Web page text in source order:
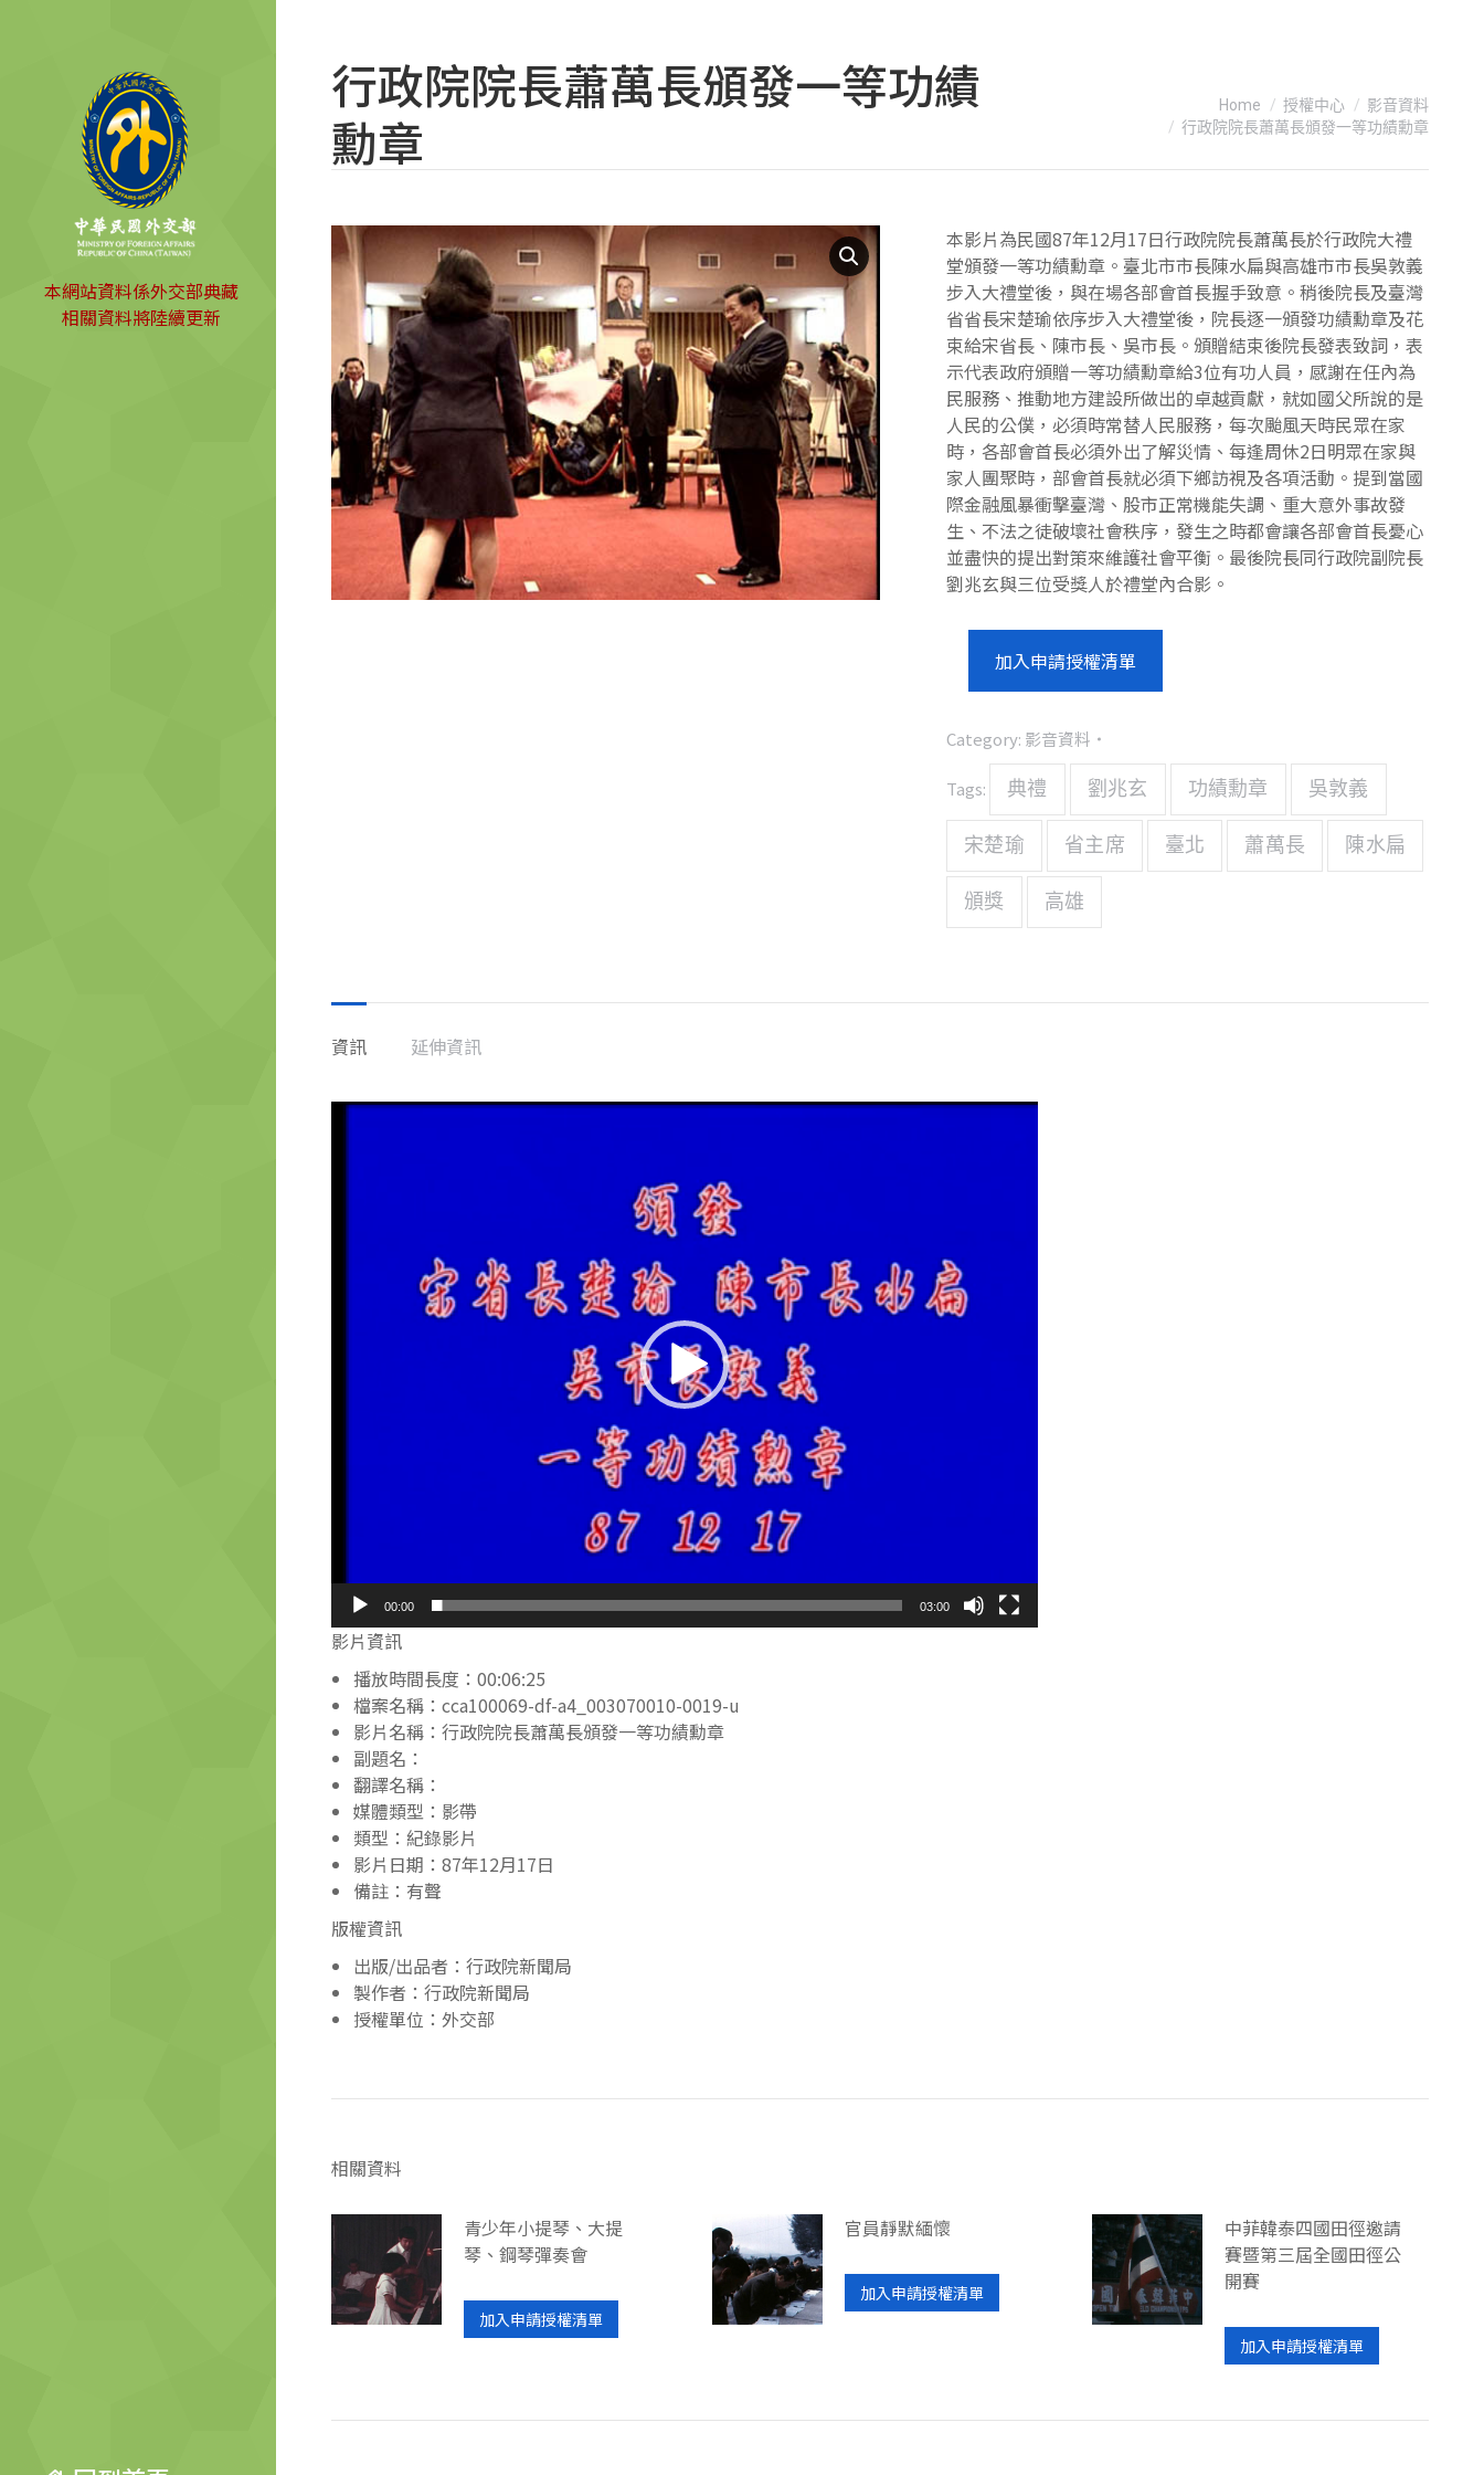
本網站資料係外交部典藏
相關資料將陸續更新
行政院院長蕭萬長頒發一等功績
勳章
Home 授權中心
影音資料
行政院院長蕭萬長頒發一等功績勳章
本影片為民國87年12月17日行政院院長蕭萬長於行政院大禮
堂頒發一等功績勳章。臺北市市長陳水扁與高雄市市長吳敦義
步入大禮堂後，與在場各部會首長握手致意。稍後院長及臺灣
省省長宋楚瑜依序步入大禮堂後，院長逐一頒發功績勳章及花
束給宋省長、陳市長、吳市長。頒贈結束後院長發表致詞，表
示代表政府頒贈一等功績勳章給3位有功人員，感謝在任內為
民服務、推動地方建設所做出的卓越貢獻，就如國父所說的是
人民的公僕，必須時常替人民服務，每次颱風天時民眾在家
時，各部會首長必須外出了解災情、每逢周休2日明眾在家與
家人團聚時，部會首長就必須下鄉訪視及各項活動。提到當國
際金融風暴衝擊臺灣、股市正常機能失調、重大意外事故發
生、不法之徒破壞社會秩序，發生之時都會讓各部會首長憂心
並盡快的提出對策來維護社會平衡。最後院長同行政院副院長
劉兆玄與三位受獎人於禮堂內合影。
加入申請授權清單
Category: 影音資料
Tags: 典禮 劉兆玄 功績勳章 吳敦義
宋楚瑜 省主席 臺北 蕭萬長 陳水扁
頒獎 高雄
資訊 延伸資訊
視
00:00 03:00
影片資訊
播放時間長度：00:06:25
檔案名稱：cca100069-df-a4_003070010-0019-u
影片名稱：行政院院長蕭萬長頒發一等功績勳章
副題名：
翻譯名稱：
媒體類型：影帶
類型：紀錄影片
影片日期：87年12月17日
備註：有聲
版權資訊
出版/出品者：行政院新聞局
製作者：行政院新聞局
授權單位：外交部
相關資料
青少年小提琴、大提
琴、鋼琴彈奏會
加入申請授權清單
官員靜默緬懷
加入申請授權清單
中菲韓泰四國田徑邀請
賽暨第三屆全國田徑公
開賽
加入申請授權清單